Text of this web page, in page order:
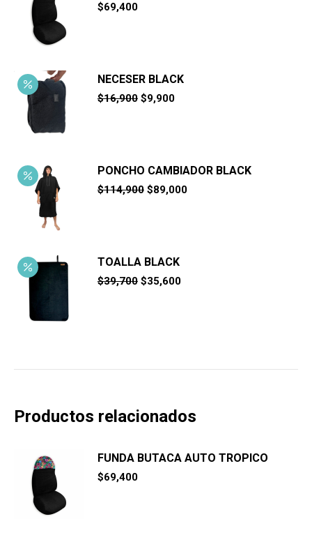
$69,400
NECESER BLACK
$16,900 El
$9,900El
PONCHO CAMBIADOR BLACK
$114,900 El
$89,000El
TOALLA BLACK
$39,700 El
$35,600El
Productos relacionados
FUNDA BUTACA AUTO TROPICO
$69,400